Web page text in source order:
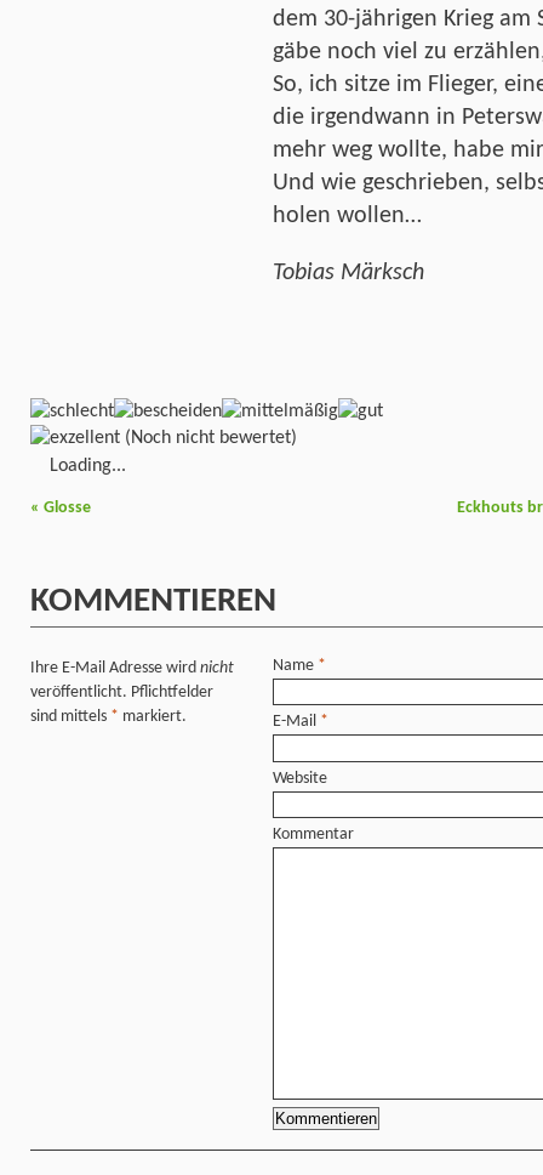
dem 30-jährigen Krieg am
gäbe noch viel zu
So, ich sitze im Flieger,
die irgendwann in
mehr weg wollte, habe
Und wie geschrieben,
holen wollen…
Tobias Märksch
(Noch nicht bewertet)
Loading...
« Glosse Eckhouts
KOMMENTIEREN
Ihre E-Mail Adresse wird nicht
veröffentlicht. Pflichtfelder
sind mittels * markiert.
Name *
E-Mail *
Website
Kommentar